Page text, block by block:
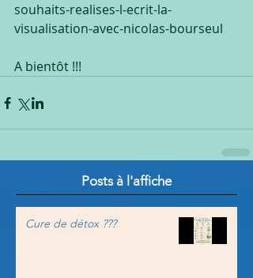
souhaits-realises-l-ecrit-la-
visualisation-avec-nicolas-bourseul
A bientôt !!!
Posts à l'affiche
Cure de détox ???